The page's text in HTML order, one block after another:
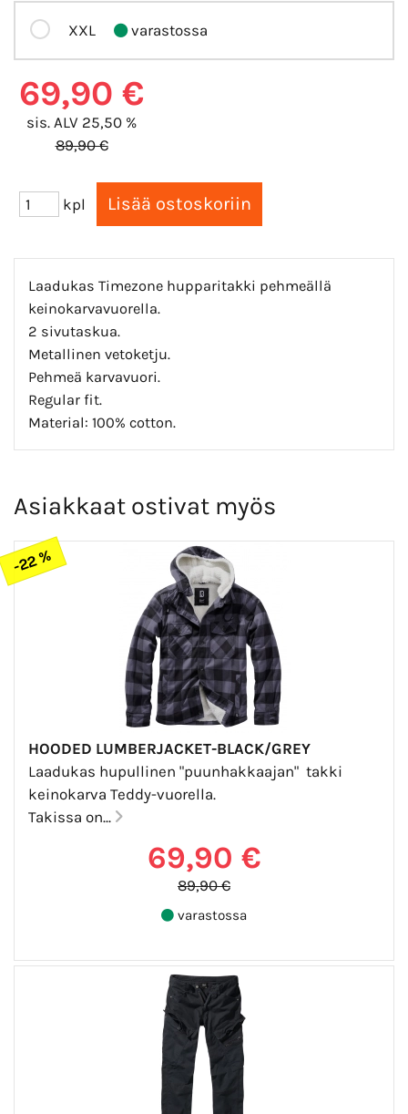
XXL varastossa
69,90 €
sis. ALV 25,50 %
89,90 €
kpl
Laadukas Timezone hupparitakki pehmeällä
keinokarvavuorella.
2 sivutaskua.
Metallinen vetoketju.
Pehmeä karvavuori.
Regular fit.
Material: 100% cotton.
Asiakkaat ostivat myös
-22 %
HOODED LUMBERJACKET-BLACK/GREY
Laadukas hupullinen "puunhakkaajan" takki
keinokarva Teddy-vuorella.
Takissa on...
69,90 €
89,90 €
varastossa